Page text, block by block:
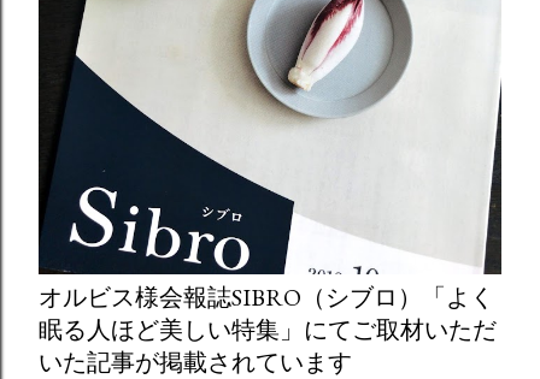
オルビス様会報誌SIBRO（シブロ）「よく
眠る人ほど美しい特集」にてご取材いただ
いた記事が掲載されています